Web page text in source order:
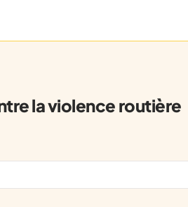
la violence routière